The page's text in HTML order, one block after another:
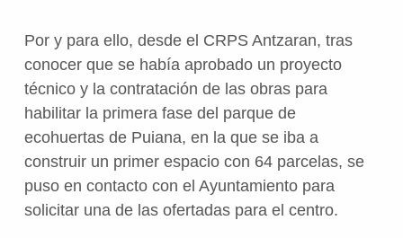
Por y para ello, desde el CRPS Antzaran, tras
conocer que se había aprobado un proyecto
técnico y la contratación de las obras para
habilitar la primera fase del parque de
ecohuertas de Puiana, en la que se iba a
construir un primer espacio con 64 parcelas, se
puso en contacto con el Ayuntamiento para
solicitar una de las ofertadas para el centro.